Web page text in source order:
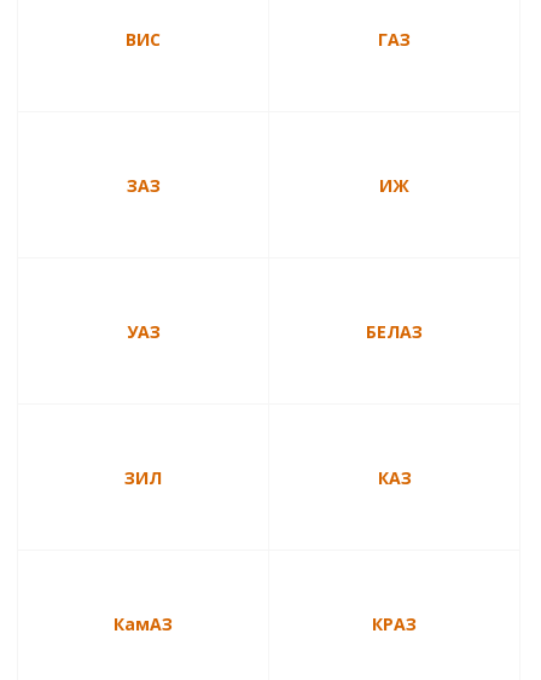
ВИС ГАЗ
ЗАЗ ИЖ
УАЗ БЕЛАЗ
ЗИЛ КАЗ
КамАЗ КРАЗ